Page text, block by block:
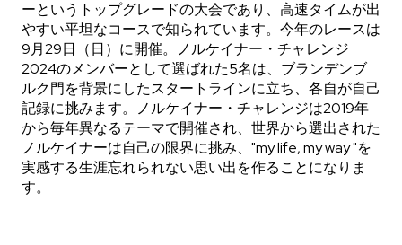
店舗へ問合せ
CHF 5,250
WILD ONE SKELETON
GREY
ーというトップグレードの大会であり、高速タイムが出
やすい平坦なコースで知られています。今年のレースは
9月29日（日）に開催。ノルケイナー・チャレンジ
2024のメンバーとして選ばれた5名は、ブランデンブ
ルク門を背景にしたスタートラインに立ち、各自が自己
記録に挑みます。ノルケイナー・チャレンジは2019年
から毎年異なるテーマで開催され、世界から選出された
ノルケイナーは自己の限界に挑み、"my life, my way "を
実感する生涯忘れられない思い出を作ることになりま
す。